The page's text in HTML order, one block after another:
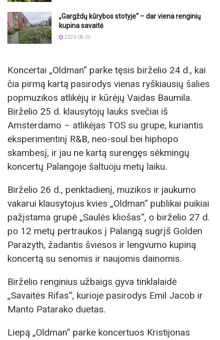
„Gargždų kūrybos stotyje“ – dar viena renginių
kupina savaitė
2026-08-05
Koncertai „Oldman“ parke tęsis birželio 24 d., kai
čia pirmą kartą pasirodys vienas ryškiausių šalies
popmuzikos atlikėjų ir kūrėjų Vaidas Baumila.
Birželio 25 d. klausytojų lauks svečiai iš
Amsterdamo – atlikėjas TOS su grupe, kuriantis
eksperimentinį R&B, neo-soul bei hiphopo
skambesį, ir jau ne kartą surengęs sėkmingų
koncertų Palangoje šaltuoju metų laiku.
Birželio 26 d., penktadienį, muzikos ir jaukumo
vakarui klausytojus kvies „Oldman“ publikai puikiai
pažįstama grupė „Saulės kliošas“, o birželio 27 d.
po 12 metų pertraukos į Palangą sugrįš Golden
Parazyth, žadantis šviesos ir lengvumo kupiną
koncertą su senomis ir naujomis dainomis.
Birželio renginius užbaigs gyva tinklalaidė
„Savaitės Rifas“, kurioje pasirodys Emil Jacob ir
Manto Patarako duetas.
Liepą „Oldman“ parke koncertuos Kristijonas